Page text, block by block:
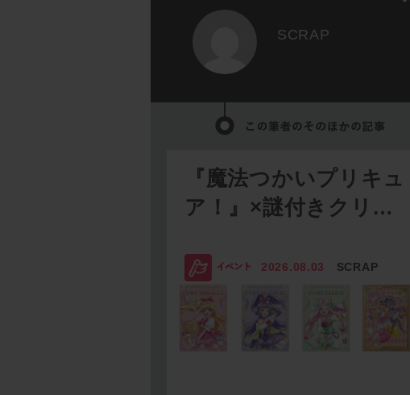
SCRAP
『魔法つかいプリキュ
ア！』×謎付きクリ…
2026.08.03 SCRAP